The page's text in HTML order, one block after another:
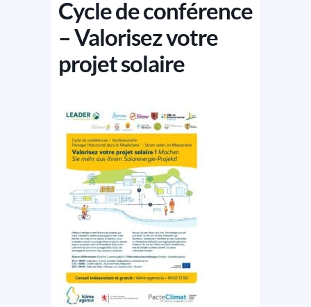
Cycle de conférence
– Valorisez votre
projet solaire